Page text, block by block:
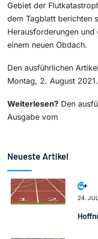
Gebiet der
dem Tagblatt berichten
Herausforderungen
einem neuen Obdach.
Den ausführlichen
Montag, 2. August 2021.
Weiterlesen? Den
Ausgabe vom
Neueste Artikel
24.